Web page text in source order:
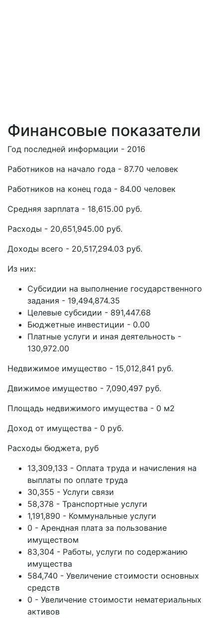
Финансовые показатели
Год последней информации - 2016
Работников на начало года - 87.70 человек
Работников на конец года - 84.00 человек
Средняя зарплата - 18,615.00 руб.
Расходы - 20,651,945.00 руб.
Доходы всего - 20,517,294.03 руб.
Из них:
Субсидии на выполнение государственного
задания - 19,494,874.35
Целевые субсидии - 891,447.68
Бюджетные инвестиции - 0.00
Платные услуги и иная деятельность -
130,972.00
Недвижимое имущество - 15,012,841 руб.
Движимое имущество - 7,090,497 руб.
Площадь недвижимого имущества - 0 м2
Доход от имущества - 0 руб.
Расходы бюджета, руб
13,309,133 - Оплата труда и начисления на
выплаты по оплате труда
30,355 - Услуги связи
58,378 - Транспортные услуги
1,191,890 - Коммунальные услуги
0 - Арендная плата за пользование
имуществом
83,304 - Работы, услуги по содержанию
имущества
584,740 - Увеличение стоимости основных
средств
0 - Увеличение стоимости нематериальных
активов